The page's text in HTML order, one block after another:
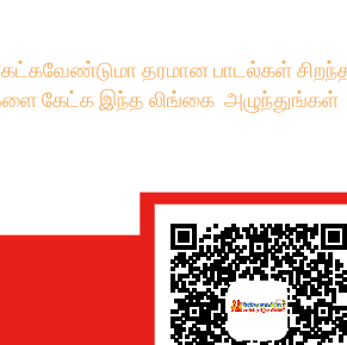
ண்டுமா தரமான பாடல்கள்
கேட்க இந்த லிங்கை அழுந்துங்கள்